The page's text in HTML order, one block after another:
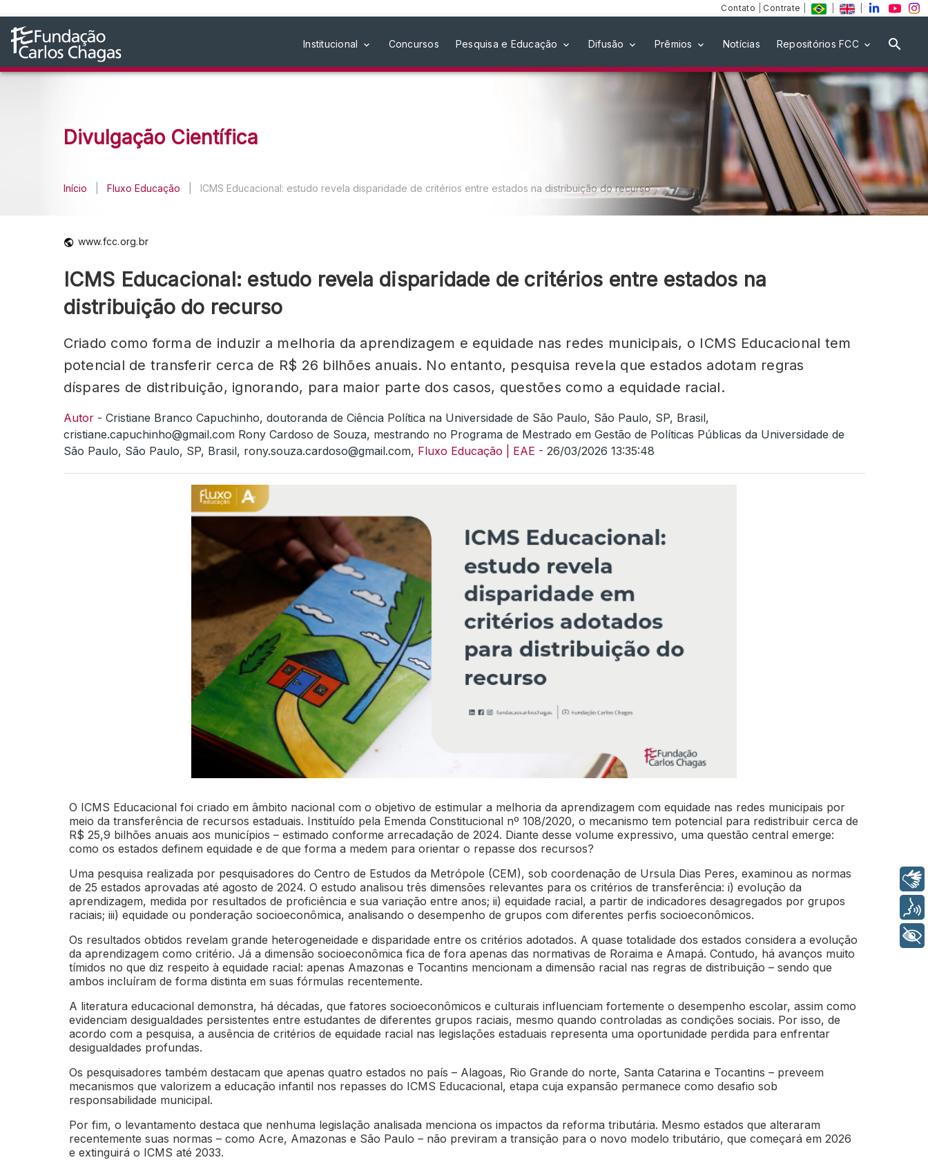
Contato Contrate
Institucional Concursos Pesquisa e Educação Difusão Prêmios Notícias Repositórios FCC
Divulgação Científica
Início Fluxo Educação ICMS Educacional: estudo revela disparidade de critérios entre estados na distribuição do recurso
www.fcc.org.br
ICMS Educacional: estudo revela disparidade de critérios entre estados na
distribuição do recurso
Criado como forma de induzir a melhoria da aprendizagem e equidade nas redes municipais, o ICMS Educacional tem
potencial de transferir cerca de R$ 26 bilhões anuais. No entanto, pesquisa revela que estados adotam regras
díspares de distribuição, ignorando, para maior parte dos casos, questões como a equidade racial.
Autor - Cristiane Branco Capuchinho, doutoranda de Ciência Política na Universidade de São Paulo, São Paulo, SP, Brasil,
cristiane.capuchinho@gmail.com Rony Cardoso de Souza, mestrando no Programa de Mestrado em Gestão de Políticas Públicas da Universidade de
São Paulo, São Paulo, SP, Brasil, rony.souza.cardoso@gmail.com, Fluxo Educação | EAE - 26/03/2026 13:35:48
O ICMS Educacional foi criado em âmbito nacional com o objetivo de estimular a melhoria da aprendizagem com equidade nas redes municipais por
meio da transferência de recursos estaduais. Instituído pela Emenda Constitucional nº 108/2020, o mecanismo tem potencial para redistribuir cerca de
R$ 25,9 bilhões anuais aos municípios – estimado conforme arrecadação de 2024. Diante desse volume expressivo, uma questão central emerge:
como os estados definem equidade e de que forma a medem para orientar o repasse dos recursos?
Uma pesquisa realizada por pesquisadores do Centro de Estudos da Metrópole (CEM), sob coordenação de Ursula Dias Peres, examinou as normas
de 25 estados aprovadas até agosto de 2024. O estudo analisou três dimensões relevantes para os critérios de transferência: i) evolução da
aprendizagem, medida por resultados de proficiência e sua variação entre anos; ii) equidade racial, a partir de indicadores desagregados por grupos
raciais; iii) equidade ou ponderação socioeconômica, analisando o desempenho de grupos com diferentes perfis socioeconômicos.
Os resultados obtidos revelam grande heterogeneidade e disparidade entre os critérios adotados. A quase totalidade dos estados considera a evolução
da aprendizagem como critério. Já a dimensão socioeconômica fica de fora apenas das normativas de Roraima e Amapá. Contudo, há avanços muito
tímidos no que diz respeito à equidade racial: apenas Amazonas e Tocantins mencionam a dimensão racial nas regras de distribuição – sendo que
ambos incluíram de forma distinta em suas fórmulas recentemente.
A literatura educacional demonstra, há décadas, que fatores socioeconômicos e culturais influenciam fortemente o desempenho escolar, assim como
evidenciam desigualdades persistentes entre estudantes de diferentes grupos raciais, mesmo quando controladas as condições sociais. Por isso, de
acordo com a pesquisa, a ausência de critérios de equidade racial nas legislações estaduais representa uma oportunidade perdida para enfrentar
desigualdades profundas.
Os pesquisadores também destacam que apenas quatro estados no país – Alagoas, Rio Grande do norte, Santa Catarina e Tocantins – preveem
mecanismos que valorizem a educação infantil nos repasses do ICMS Educacional, etapa cuja expansão permanece como desafio sob
responsabilidade municipal.
Por fim, o levantamento destaca que nenhuma legislação analisada menciona os impactos da reforma tributária. Mesmo estados que alteraram
recentemente suas normas – como Acre, Amazonas e São Paulo – não previram a transição para o novo modelo tributário, que começará em 2026
e extinguirá o ICMS até 2033.
+ Acessibilidade